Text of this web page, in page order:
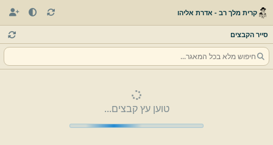
קרית מלך רב - אדרת אליהו
סייר הקבצים
טוען עץ קבצים...